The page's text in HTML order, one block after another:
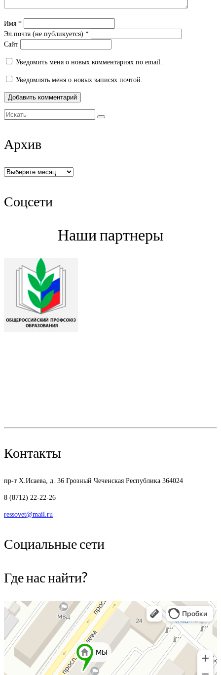
Имя *
Эл.почта (не публикуется) *
Сайт
Уведомить меня о новых комментариях по email.
Уведомлять меня о новых записях почтой.
Искать:
Архив
Архив
Соцсети
Наши партнеры
Контакты
пр-т Х.Исаева, д. 36 Грозный Чеченская Республика 364024
8 (8712) 22-22-26
ressovet@mail.ru
Социальные сети
Где нас найти?